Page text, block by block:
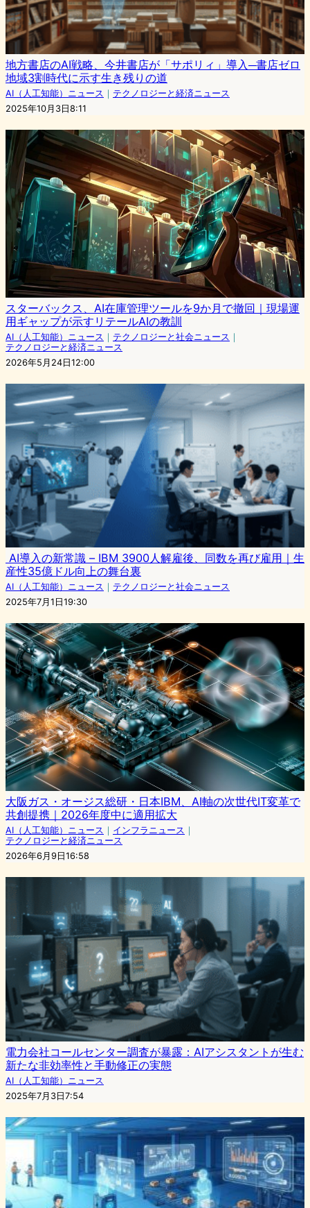
地方書店のAI戦略、今井書店が「サポリィ」導入─書店ゼロ
地域3割時代に示す生き残りの道
AI（人工知能）ニュース ｜ テクノロジーと経済ニュース
2025年10月3日8:11
スターバックス、AI在庫管理ツールを9か月で撤回｜現場運
用ギャップが示すリテールAIの教訓
AI（人工知能）ニュース ｜ テクノロジーと社会ニュース ｜
テクノロジーと経済ニュース
2026年5月24日12:00
AI導入の新常識 – IBM 3900人解雇後、同数を再び雇用｜生
産性35億ドル向上の舞台裏
AI（人工知能）ニュース ｜ テクノロジーと社会ニュース
2025年7月1日19:30
大阪ガス・オージス総研・日本IBM、AI軸の次世代IT変革で
共創提携｜2026年度中に適用拡大
AI（人工知能）ニュース ｜ インフラニュース ｜
テクノロジーと経済ニュース
2026年6月9日16:58
電力会社コールセンター調査が暴露：AIアシスタントが生む
新たな非効率性と手動修正の実態
AI（人工知能）ニュース
2025年7月3日7:54